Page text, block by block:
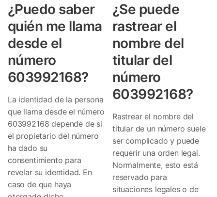
¿Puedo saber
quién me llama
desde el
número
603992168?
La identidad de la persona
que llama desde el número
603992168 depende de si
el propietario del número
ha dado su
consentimiento para
revelar su identidad. En
caso de que haya
¿Se puede
rastrear el
nombre del
titular del
número
603992168?
Rastrear el nombre del
titular de un número suele
ser complicado y puede
requerir una orden legal.
Normalmente, esto está
reservado para
situaciones legales o de